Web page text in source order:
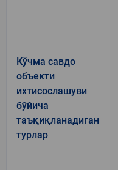
Кўчма савдо
объекти
ихтисослашуви
бўйича
таъқиқланадиган
турлар